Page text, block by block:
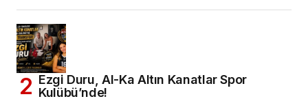
Ezgi Duru, Al-Ka Altın Kanatlar Spor
Kulübü’nde!